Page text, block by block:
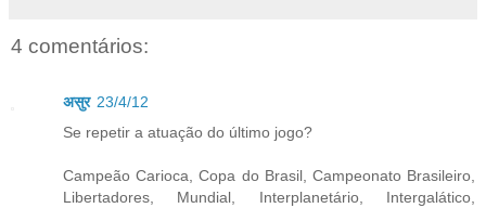
4 comentários:
असुर 23/4/12
Se repetir a atuação do último jogo?
Campeão Carioca, Copa do Brasil, Campeonato Brasileiro,
Libertadores, Mundial, Interplanetário, Intergalático,